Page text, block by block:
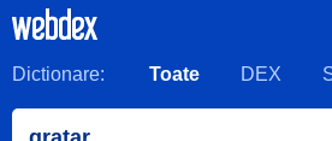
Dictionare: Toate DEX